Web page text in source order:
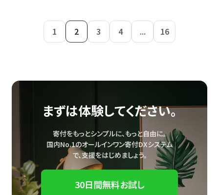
1 2 3 4 ... 16
まずは体験してください。
寄付をもっとシンプルに、もっと自由に。
国内No.1のオールインワン寄付DXシステム
で、支援をはじめましょう。
30日間無料お試し